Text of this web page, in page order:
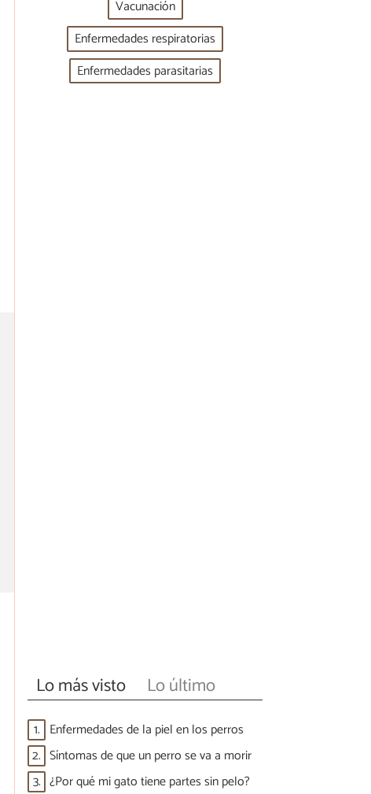
Vacunación
Enfermedades respiratorias
Enfermedades parasitarias
Lo más visto Lo último
1. Enfermedades de la piel en los perros
2. Síntomas de que un perro se va a morir
3. ¿Por qué mi gato tiene partes sin pelo?